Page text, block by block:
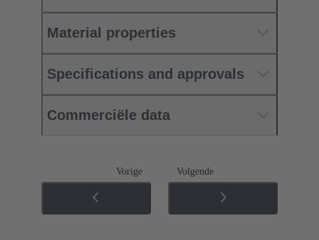
Material properties
Specifications and approvals
Commerciële data
Vorige Volgende